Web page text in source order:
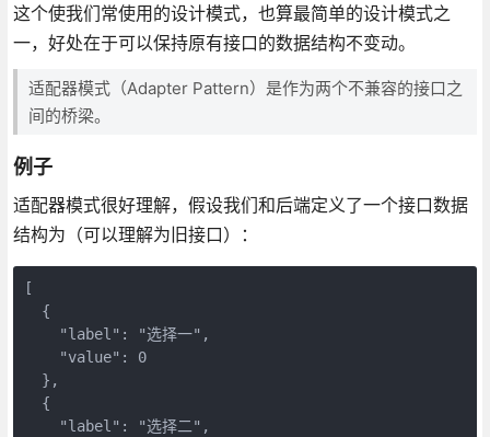
这个使我们常使用的设计模式，也算最简单的设计模式之
一，好处在于可以保持原有接口的数据结构不变动。
适配器模式（Adapter Pattern）是作为两个不兼容的接口之
间的桥梁。
例子
适配器模式很好理解，假设我们和后端定义了一个接口数据
结构为（可以理解为旧接口）：
[
  {
    "label": "选择一",
    "value": 0
  },
  {
    "label": "选择二",